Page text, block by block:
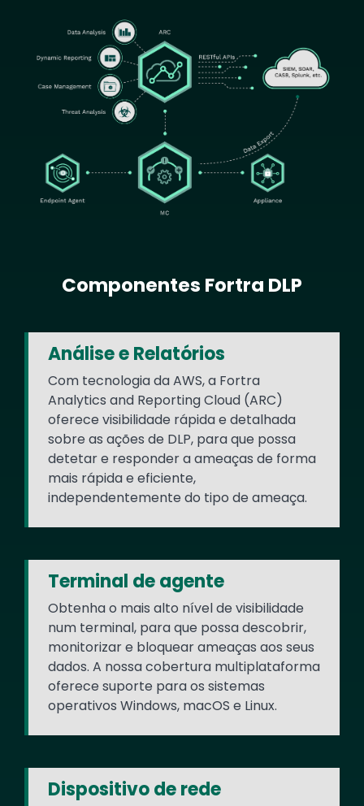
Componentes Fortra DLP
Análise e Relatórios
Com tecnologia da AWS, a Fortra
Analytics and Reporting Cloud (ARC)
oferece visibilidade rápida e detalhada
sobre as ações de DLP, para que possa
detetar e responder a ameaças de forma
mais rápida e eficiente,
independentemente do tipo de ameaça.
Terminal de agente
Obtenha o mais alto nível de visibilidade
num terminal, para que possa descobrir,
monitorizar e bloquear ameaças aos seus
dados. A nossa cobertura multiplataforma
oferece suporte para os sistemas
operativos Windows, macOS e Linux.
Dispositivo de rede